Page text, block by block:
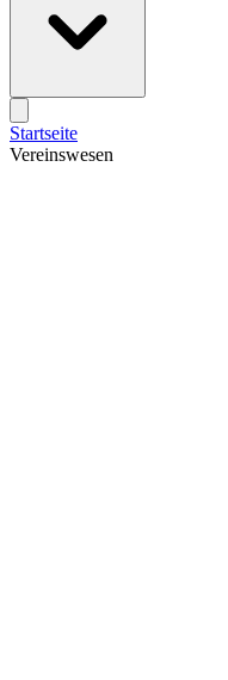
Startseite
Vereinswesen